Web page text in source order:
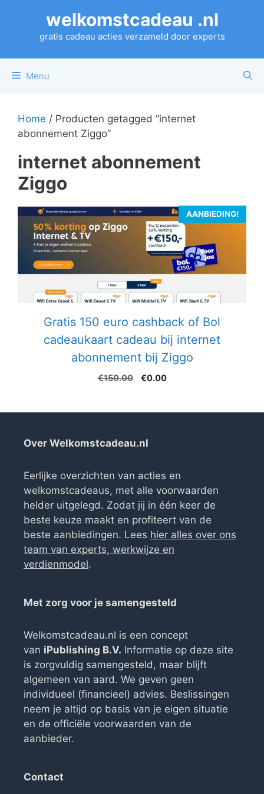
welkomstcadeau .nl
gratis cadeau acties verzameld door experts
Menu
Home / Producten getagged “internet
abonnement Ziggo”
internet abonnement
Ziggo
AANBIEDING!
Gratis 150 euro cashback of Bol
cadeaukaart cadeau bij internet
abonnement bij Ziggo
€150.00
Oorspronkelijke
€150.00.
€0.00Huidige
€0.00.
Over Welkomstcadeau.nl
Eerlijke overzichten van acties en
welkomstcadeaus, met alle voorwaarden
helder uitgelegd. Zodat jij in één keer de
beste keuze maakt en profiteert van de
beste aanbiedingen. Lees hier alles over ons
team van experts, werkwijze en
verdienmodel.
Met zorg voor je samengesteld
Welkomstcadeau.nl is een concept
van iPublishing B.V. Informatie op deze site
is zorgvuldig samengesteld, maar blijft
algemeen van aard. We geven geen
individueel (financieel) advies. Beslissingen
neem je altijd op basis van je eigen situatie
en de officiële voorwaarden van de
aanbieder.
Contact